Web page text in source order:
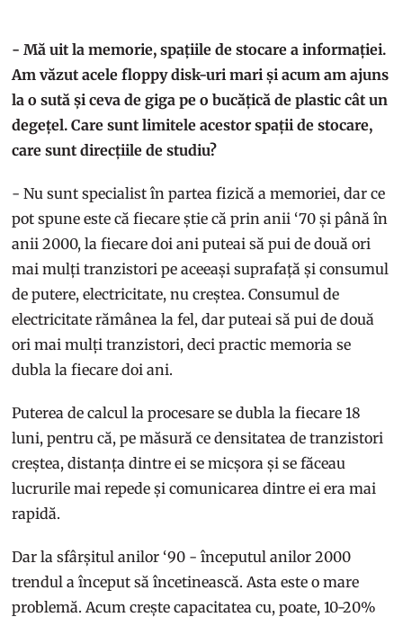
- Mă uit la memorie, spațiile de stocare a informației.
Am văzut acele floppy disk-uri mari și acum am ajuns
la o sută și ceva de giga pe o bucățică de plastic cât un
degețel. Care sunt limitele acestor spații de stocare,
care sunt direcțiile de studiu?
- Nu sunt specialist în partea fizică a memoriei, dar ce
pot spune este că fiecare știe că prin anii ‘70 și până în
anii 2000, la fiecare doi ani puteai să pui de două ori
mai mulți tranzistori pe aceeași suprafață și consumul
de putere, electricitate, nu creștea. Consumul de
electricitate rămânea la fel, dar puteai să pui de două
ori mai mulți tranzistori, deci practic memoria se
dubla la fiecare doi ani.
Puterea de calcul la procesare se dubla la fiecare 18
luni, pentru că, pe măsură ce densitatea de tranzistori
creștea, distanța dintre ei se micșora și se făceau
lucrurile mai repede și comunicarea dintre ei era mai
rapidă.
Dar la sfârșitul anilor ‘90 - începutul anilor 2000
trendul a început să încetinească. Asta este o mare
problemă. Acum crește capacitatea cu, poate, 10-20%